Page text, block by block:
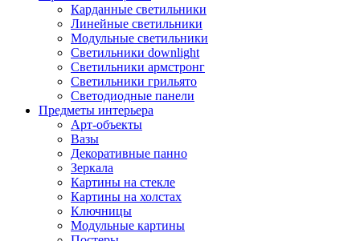
Карданные светильники
Линейные светильники
Модульные светильники
Светильники downlight
Светильники армстронг
Светильники грильято
Светодиодные панели
Предметы интерьера
Арт-объекты
Вазы
Декоративные панно
Зеркала
Картины на стекле
Картины на холстах
Ключницы
Модульные картины